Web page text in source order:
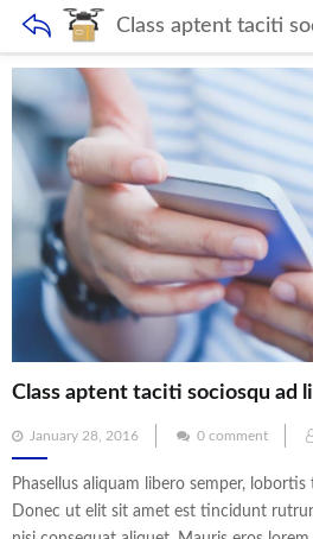
Class aptent taciti sociosqu ad
Posted
on
January 28, 2016 0 comment
Phasellus aliquam libero semper,
Donec ut elit sit amet est tincidunt